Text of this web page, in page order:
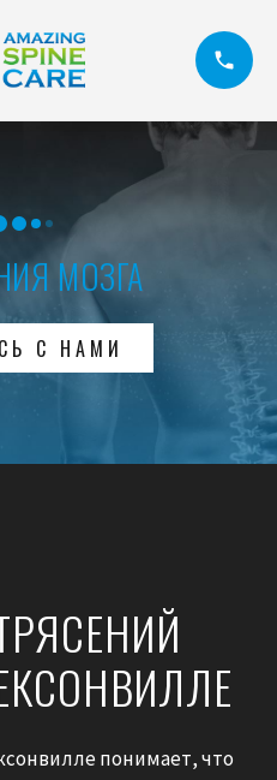
МОЗГА
С НАМИ
понимает, что